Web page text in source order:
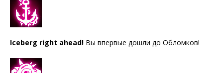
Iceberg right ahead! Вы впервые дошли до Обломков!